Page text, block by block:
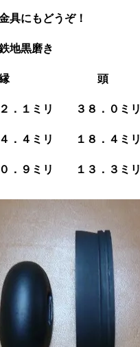
具にもどうぞ！
黒磨き
ズ 縁 頭
１ミリ ３８．０ミリ
４ミリ １８．４ミリ
．９ミリ １３．３ミリ